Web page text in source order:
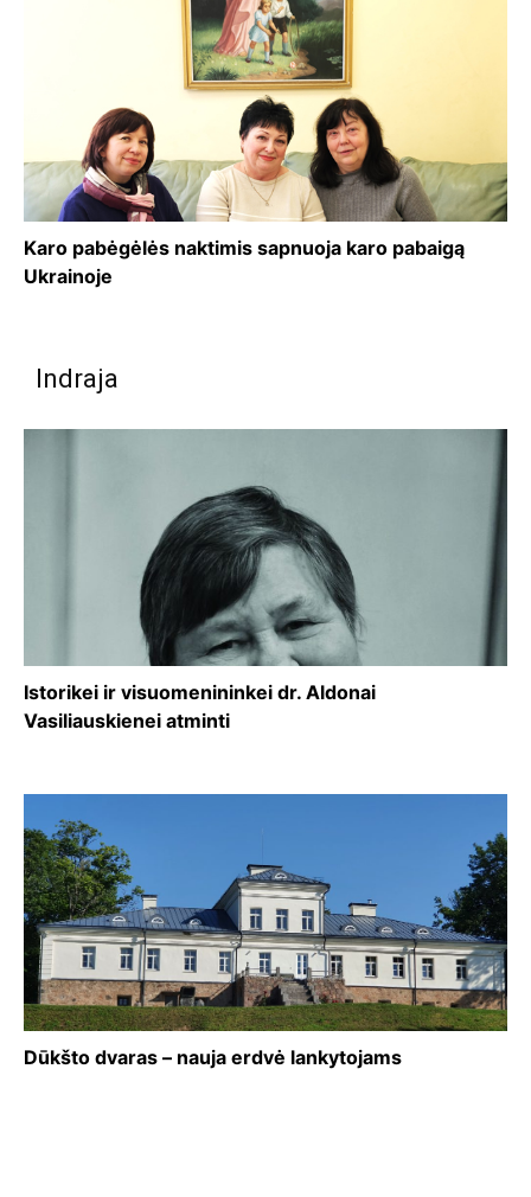
Karo pabėgėlės naktimis sapnuoja karo pabaigą
Ukrainoje
Indraja
Istorikei ir visuomenininkei dr. Aldonai
Vasiliauskienei atminti
Dūkšto dvaras – nauja erdvė lankytojams